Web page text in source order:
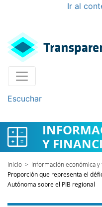
Ir al
Escuchar
Y
Inicio > Información económica y
Proporción que representa el
Autónoma sobre el PIB regional